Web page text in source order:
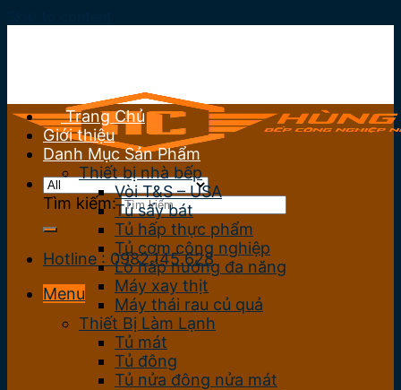
Tìm kiếm:
Hotline : 0982.145.628
Menu
Trang Chủ
Giới thiệu
Danh Mục Sản Phẩm
Thiết bị nhà bếp
Vòi T&S – USA
Tủ sấy bát
Tủ hấp thực phẩm
Tủ cơm công nghiệp
Lò hấp nướng đa năng
Máy xay thịt
Máy thái rau củ quả
Thiết Bị Làm Lạnh
Tủ mát
Tủ đông
Tủ nửa đông nửa mát